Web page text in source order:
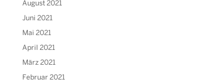
August 2021
Juni 2021
Mai 2021
April 2021
März 2021
Februar 2021